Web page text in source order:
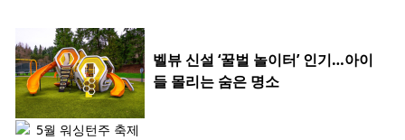
벨뷰 신설 ‘꿀벌 놀이터’ 인기…아이
들 몰리는 숨은 명소